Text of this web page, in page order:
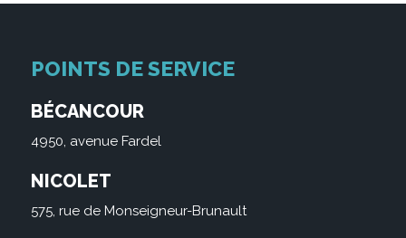
POINTS DE SERVICE
BÉCANCOUR
4950, avenue Fardel
NICOLET
575, rue de Monseigneur-Brunault